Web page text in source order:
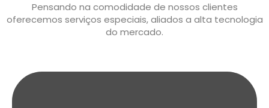
Pensando na comodidade de nossos clientes
oferecemos serviços especiais, aliados a alta tecnologia
do mercado.